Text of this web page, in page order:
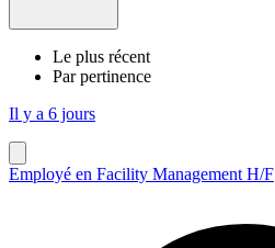
Le plus récent
Par pertinence
Il y a 6 jours
Employé en Facility Management H/F